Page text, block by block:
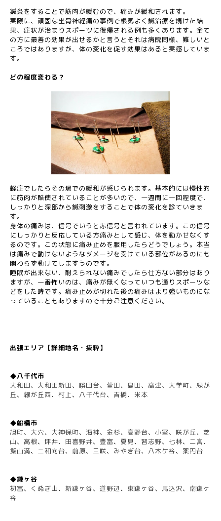
鍼灸をすることで筋肉が緩むので、痛みが緩和されます。
実際に、頑固な坐骨神経痛の事例で根気よく鍼治療を続けた結
果、症状が治まりスポーツに復帰される例も多くあります。全て
の方に最善の効果が出せるかと言うとそれは病院同様、難しいと
ころではありますが、体の変化を促す効果はあると実感していま
す。
どの程度変わる？
軽症でしたらその場での緩和が感じられます。基本的には慢性的
に筋肉が酷使されていることが多いので、一週間に一回程度で、
しっかりと深部から鍼刺激をすることで体の変化を診ていきま
す。
身体の痛みは、信号でいうと赤信号と言われています。この信号
にしっかりと反応している方痛みとして感じ、体を動かせなくす
るのです。この状態に痛み止めを服用したらどうでしょう。本当
は痛みで動けないようなダメージを受けている部位があるのにも
関わらず動けてしますうのです。
睡眠が出来ない、耐えられない痛みでしたら仕方ない部分はあり
ますが、一番怖いのは、痛みが無くなっていつも通りスポーツな
どをした時です。痛み止めが切れた後の痛みはより強いものにな
っていることもありますので十分ご注意ください。
出張エリア【詳細地名・抜粋】
◆八千代市
大和田、 大和田新田、 勝田台、 萱田、 島田、 高津、 大学町、 緑が
丘、 緑が丘西、 村上、 八千代台、 吉橋、 米本
◆船橋市
旭町、 大穴、 大神保町、 海神、 金杉、 高野台、 小室、 咲が丘、 芝
山、 高根、 坪井、 田喜野井、 豊富、 夏見、 習志野、 七林、 二宮、
飯山満、 二和向台、 前原、 三咲、 みやぎ台、 八木ケ谷、 薬円台
◆鎌ヶ谷
初富、 くぬぎ山、 新鎌ヶ谷、 道野辺 、 東鎌ヶ谷、 馬込沢、 南鎌ヶ
谷